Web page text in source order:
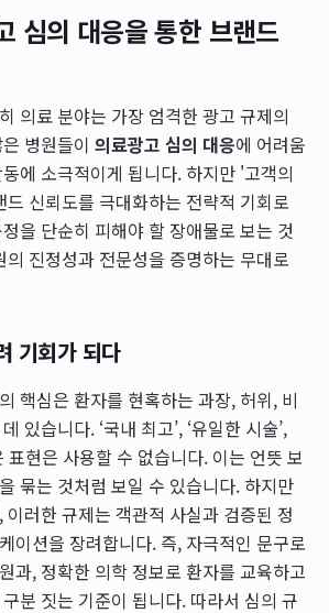
심의 대응을 통한 브랜드
의료 분야는 가장 엄격한 광고 규제의
병원들이 의료광고 심의 대응에 어려움
에 소극적이게 됩니다. 하지만 '고객의
신뢰도를 극대화하는 전략적 기회로
을 단순히 피해야 할 장애물로 보는 것
의 진정성과 전문성을 증명하는 무대로
기회가 되다
핵심은 환자를 현혹하는 과장, 허위, 비
있습니다. ‘국내 최고’, ‘유일한 시술’,
표현은 사용할 수 없습니다. 이는 언뜻 보
묶는 것처럼 보일 수 있습니다. 하지만
러한 규제는 객관적 사실과 검증된 정
이션을 장려합니다. 즉, 자극적인 문구로
과, 정확한 의학 정보로 환자를 교육하고
분 짓는 기준이 됩니다. 따라서 심의 규